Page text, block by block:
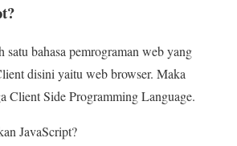
satu bahasa pemrograman web yang
disini yaitu web browser. Maka
Client Side Programming Language.
JavaScript?